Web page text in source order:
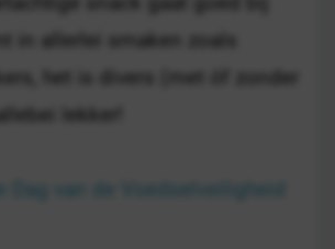
in allerlei smaken zoals
het is divers (met óf zonder
lekker!
Dag van de Voedselveiligheid